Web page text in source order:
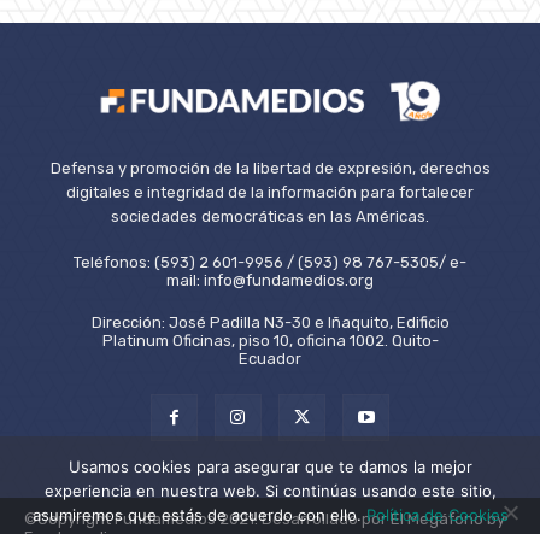
Defensa y promoción de la libertad de expresión, derechos
digitales e integridad de la información para fortalecer
sociedades democráticas en las Américas.
Teléfonos: (593) 2 601-9956 / (593) 98 767-5305/ e-
mail: info@fundamedios.org
Dirección: José Padilla N3-30 e Iñaquito, Edificio
Platinum Oficinas, piso 10, oficina 1002. Quito-
Ecuador
©Copyright Fundamedios 2021. Desarrollado por El Megáfono by
Usamos cookies para asegurar que te damos la mejor
experiencia en nuestra web. Si continúas usando este sitio,
asumiremos que estás de acuerdo con ello.Política de Cookies